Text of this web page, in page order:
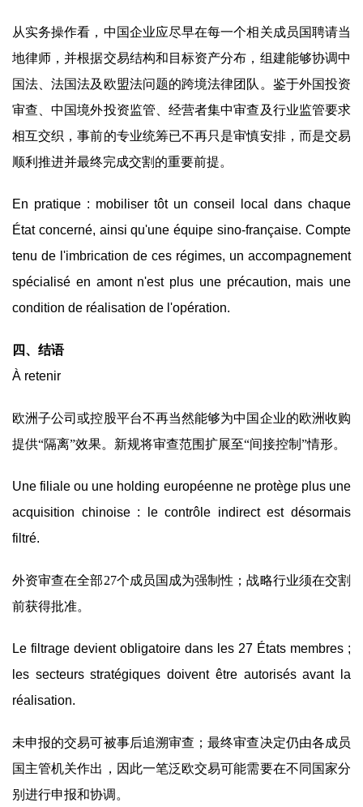
从实务操作看，中国企业应尽早在每一个相关成员国聘请当
地律师，并根据交易结构和目标资产分布，组建能够协调中
国法、法国法及欧盟法问题的跨境法律团队。鉴于外国投资
审查、中国境外投资监管、经营者集中审查及行业监管要求
相互交织，事前的专业统筹已不再只是审慎安排，而是交易
顺利推进并最终完成交割的重要前提。
En pratique : mobiliser tôt un conseil local dans chaque
État concerné, ainsi qu'une équipe sino-française. Compte
tenu de l'imbrication de ces régimes, un accompagnement
spécialisé en amont n'est plus une précaution, mais une
condition de réalisation de l'opération.
四、结语
À retenir
欧洲子公司或控股平台不再当然能够为中国企业的欧洲收购
提供“隔离”效果。新规将审查范围扩展至“间接控制”情形。
Une filiale ou une holding européenne ne protège plus une
acquisition chinoise : le contrôle indirect est désormais
filtré.
外资审查在全部27个成员国成为强制性；战略行业须在交割
前获得批准。
Le filtrage devient obligatoire dans les 27 États membres ;
les secteurs stratégiques doivent être autorisés avant la
réalisation.
未申报的交易可被事后追溯审查；最终审查决定仍由各成员
国主管机关作出，因此一笔泛欧交易可能需要在不同国家分
别进行申报和协调。